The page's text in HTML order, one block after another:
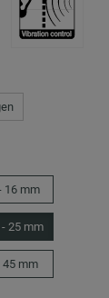
16 mm
25 mm
45 mm